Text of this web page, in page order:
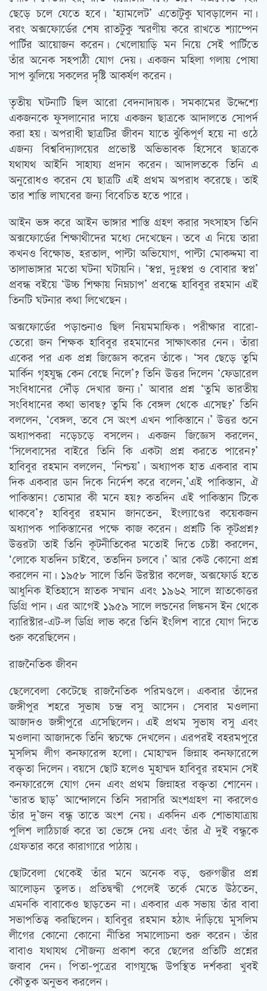
ছেড়ে চলে যেতে হবে। ‘হ্যামলেট’ এতোটুকু ঘাবড়ালেন না।
বরং অক্সফোর্ডের শেষ রাতটুকু স্মরণীয় করে রাখতে শ্যাম্পেন
পার্টির আয়োজন করেন। খেলোয়াড়ি মন নিয়ে সেই পার্টিতে
তাঁর অনেক সহপাঠী যোগ দেয়। একজন মহিলা গলায় পোষা
সাপ ঝুলিয়ে সকলের দৃষ্টি আকর্ষণ করেন।
তৃতীয় ঘটনাটি ছিল আরো বেদনাদায়ক। সমকামের উদ্দেশ্যে
একজনকে ফুসলানোর দায়ে একজন ছাত্রকে আদালতে সোপর্দ
করা হয়। অপরাধী ছাত্রটির জীবন যাতে ঝুঁকিপূর্ণ হয়ে না ওঠে
এজন্য বিশ্ববিদ্যালয়ের প্রভোস্ট অভিভাবক হিসেবে ছাত্রকে
যথাযথ আইনি সাহায্য প্রদান করেন। আদালতকে তিনি এ
অনুরোধও করেন যে ছাত্রটি এই প্রথম অপরাধ করেছে। তাই
তার শাস্তি লাঘবের জন্য বিবেচিত হতে পারে।
আইন ভঙ্গ করে আইন ভাঙ্গার শাস্তি গ্রহণ করার সত্‍সাহস তিনি
অক্সফোর্ডের শিক্ষাথীদের মধ্যে দেখেছেন। তবে এ নিয়ে তারা
কখনও বিক্ষোভ, হরতাল, পাল্টা অভিযোগ, পাল্টা মোকদ্দমা বা
তালাভাঙ্গার মতো ঘটনা ঘটায়নি। ‘স্বপ্ন, দুঃস্বপ্ন ও বোবার স্বপ্ন’
প্রবন্ধ বইয়ে ‘উচ্চ শিক্ষায় নিম্নচাপ’ প্রবন্ধে হাবিবুর রহমান এই
তিনটি ঘটনার কথা লিখেছেন।
অক্সফোর্ডের পড়াশুনাও ছিল নিয়মমাফিক। পরীক্ষার বারো-
তেরো জন শিক্ষক হাবিবুর রহমানের সাক্ষাত্‍কার নেন। তাঁরা
একের পর এক প্রশ্ন জিজ্ঞেস করেন তাঁকে। ‘সব ছেড়ে তুমি
মার্কিন গৃহযুদ্ধ কেন বেছে নিলে’? তিনি উত্তর দিলেন ‘ফেডারেল
সংবিধানের দৌঁড় দেখার জন্য।’ আবার প্রশ্ন ‘তুমি ভারতীয়
সংবিধানের কথা ভাবছ? তুমি কি বেঙ্গল থেকে এসেছ?’ তিনি
বললেন, ‘বেঙ্গল, তবে সে অংশ এখন পাকিস্তানে।’ উত্তর শুনে
অধ্যাপকরা নড়েচড়ে বসলেন। একজন জিজ্ঞেস করলেন,
‘সিলেবাসের বাইরে তিনি কি একটা প্রশ্ন করতে পারেন?’
হাবিবুর রহমান বললেন, ‘নিশ্চয়’। অধ্যাপক হাত একবার বাম
দিক একবার ডান দিকে নির্দেশ করে বলেন,’এই পাকিস্তান, ঐ
পাকিস্তান! তোমার কী মনে হয়? কতদিন এই পাকিস্তান টিকে
থাকবে’? হাবিবুর রহমান জানতেন, ইংল্যাণ্ডের কয়েকজন
অধ্যাপক পাকিস্তানের পক্ষে কাজ করেন। প্রশ্নটি কি কূটপ্রশ্ন?
উত্তরটা তাই তিনি কূটনীতিকের মতোই দিতে চেষ্টা করলেন,
‘লোকে যতদিন চাইবে, ততদিন চলবে।’ আর কেউ কোনো প্রশ্ন
করলেন না। ১৯৫৮ সালে তিনি উরস্টার কলেজ, অক্সফোর্ড হতে
আধুনিক ইতিহাসে স্নাতক সম্মান এবং ১৯৬২ সালে স্নাতকোত্তর
ডিগ্রি পান। এর আগেই ১৯৫৯ সালে লন্ডনের লিঙ্কনস ইন থেকে
ব্যারিস্টার-এট-ল ডিগ্রি লাভ করে তিনি ইংলিশ বারে যোগ দিতে
শুরু করেছিলেন।
রাজনৈতিক জীবন
ছেলেবেলা কেটেছে রাজনৈতিক পরিমণ্ডলে। একবার তাঁদের
জঙ্গীপুর শহরে সুভাষ চন্দ্র বসু আসেন। সেবার মওলানা
আজাদও জঙ্গীপুরে এসেছিলেন। এই প্রথম সুভাষ বসু এবং
মওলানা আজাদকে তিনি স্বচক্ষে দেখলেন। এরপরই বহরমপুরে
মুসলিম লীগ কনফারেন্স হলো। মোহাম্মদ জিন্নাহ কনফারেন্সে
বক্তৃতা দিলেন। বয়সে ছোট হলেও মুহাম্মদ হাবিবুর রহমান সেই
কনফারেন্সে যোগ দেন এবং প্রথম জিন্নাহর বক্তৃতা শোনেন।
‘ভারত ছাড়’ আন্দোলনে তিনি সরাসরি অংশগ্রহণ না করলেও
তাঁর দু’জন বন্ধু তাতে অংশ নেয়। একদিন এক শোভাযাত্রায়
পুলিশ লাঠিচার্জ করে তা ভেঙ্গে দেয় এবং তাঁর ঐ দুই বন্ধুকে
গ্রেফতার করে কারাগারে পাঠায়।
ছোটবেলা থেকেই তাঁর মনে অনেক বড়, গুরুগম্ভীর প্রশ্ন
আলোড়ন তুলত। প্রতিদ্বন্দ্বী পেলেই তর্কে মেতে উঠতেন,
এমনকি বাবাকেও ছাড়তেন না। একবার এক সভায় তাঁর বাবা
সভাপতিত্ব করছিলেন। হাবিবুর রহমান হঠাত্‍ দাঁড়িয়ে মুসলিম
লীগের কোনো কোনো নীতির সমালোচনা শুরু করেন। তাঁর
বাবাও যথাযথ সৌজন্য প্রকাশ করে ছেলের প্রতিটি প্রশ্নের
জবাব দেন। পিতা-পুত্রের বাগযুদ্ধে উপস্থিত দর্শকরা খুবই
কৌতুক অনুভব করলেন।